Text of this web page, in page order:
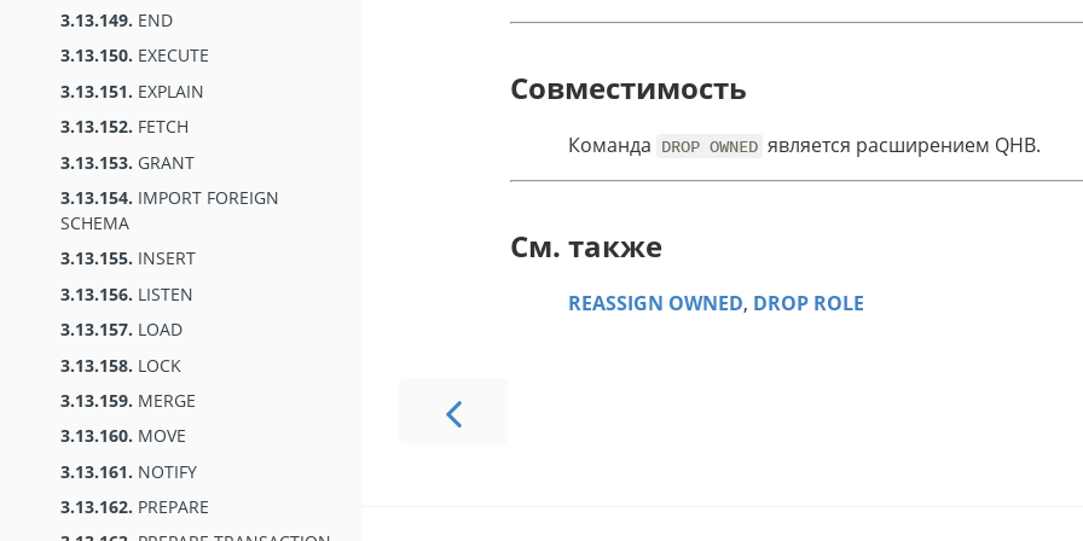
3.13.149. END
3.13.150. EXECUTE
3.13.151. EXPLAIN
3.13.152. FETCH
3.13.153. GRANT
3.13.154. IMPORT FOREIGN
SCHEMA
3.13.155. INSERT
3.13.156. LISTEN
3.13.157. LOAD
3.13.158. LOCK
3.13.159. MERGE
3.13.160. MOVE
3.13.161. NOTIFY
3.13.162. PREPARE
Совместимость
Команда DROP OWNED является расширением QHB.
См. также
REASSIGN OWNED, DROP ROLE